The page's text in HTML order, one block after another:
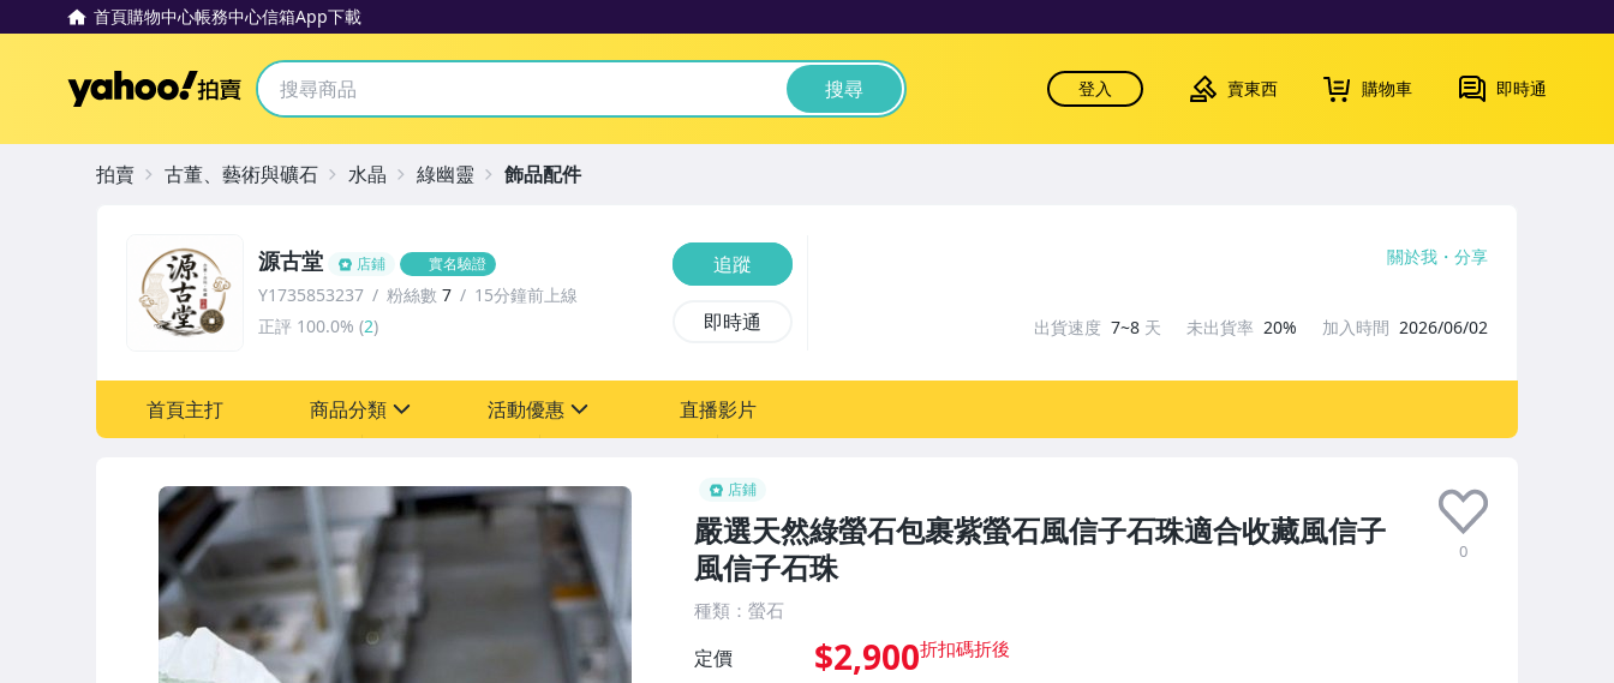
首頁購物中心帳務中心信箱App下載
Yahoo拍賣 搜尋 登入 賣東西 購物車 即時通
店鋪
嚴選天然綠螢石包裹紫螢石風信子石珠適合收藏風信子
風信子石珠
0
種類：螢石
定價 $2,900
源古堂 店鋪 實名驗證
Y1735853237 粉絲數 7
15分鐘前上線
正評 100.0% (2)
追蹤
即時通
關於我 分享
出貨速度 7~8 天 未出貨率 20% 加入時間 2026/06/02
首頁主打 商品分類 活動優惠
[全店] 粉絲專享
直播影片
拍賣 古董、藝術與礦石 水晶 綠幽靈 飾品配件